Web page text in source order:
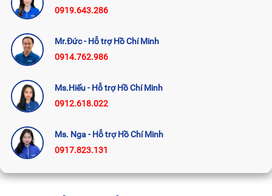
0919.643.286
Mr.Đức - Hỗ trợ Hồ Chí Minh
0914.762.986
Ms.Hiếu - Hỗ trợ Hồ Chí Minh
0912.618.022
Ms. Nga - Hỗ trợ Hồ Chí Minh
0917.823.131